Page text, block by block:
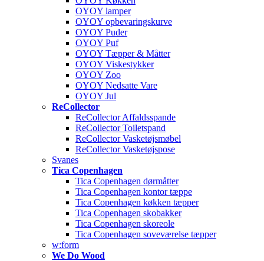
OYOY lamper
OYOY opbevaringskurve
OYOY Puder
OYOY Puf
OYOY Tæpper & Måtter
OYOY Viskestykker
OYOY Zoo
OYOY Nedsatte Vare
OYOY Jul
ReCollector
ReCollector Affaldsspande
ReCollector Toiletspand
ReCollector Vasketøjsmøbel
ReCollector Vasketøjspose
Svanes
Tica Copenhagen
Tica Copenhagen dørmåtter
Tica Copenhagen kontor tæppe
Tica Copenhagen køkken tæpper
Tica Copenhagen skobakker
Tica Copenhagen skoreole
Tica Copenhagen soveværelse tæpper
w:form
We Do Wood